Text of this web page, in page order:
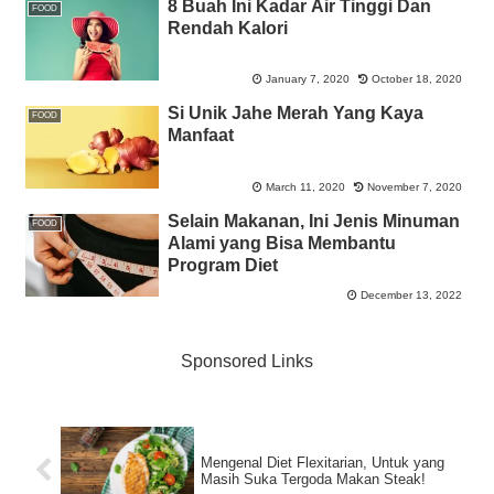
FOOD
8 Buah Ini Kadar Air Tinggi Dan
Rendah Kalori
January 7, 2020 October 18, 2020
FOOD
Si Unik Jahe Merah Yang Kaya
Manfaat
March 11, 2020 November 7, 2020
FOOD
Selain Makanan, Ini Jenis Minuman
Alami yang Bisa Membantu
Program Diet
December 13, 2022
Sponsored Links
Mengenal Diet Flexitarian, Untuk yang
Masih Suka Tergoda Makan Steak!